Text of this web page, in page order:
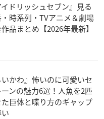
イドリッシュセブン』見る
時系列・TVアニメ＆劇場
品まとめ【2026年最新】
いかわ』怖いのに可愛いセ
ンの魅力6選！人魚を2匹
巨体と喋り方のギャップ